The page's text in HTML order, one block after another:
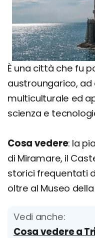
È una città che fu
austroungarico,
multiculturale ed
scienza e
Cosa vedere: la
di Miramare, il
storici frequentati
oltre al Museo della
Vedi anche:
Cosa vedere a